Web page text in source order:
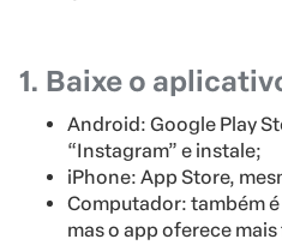
1. Baixe o
Android: Google Play
“Instagram” e instale;
iPhone: App Store,
Computador: também
mas o app oferece